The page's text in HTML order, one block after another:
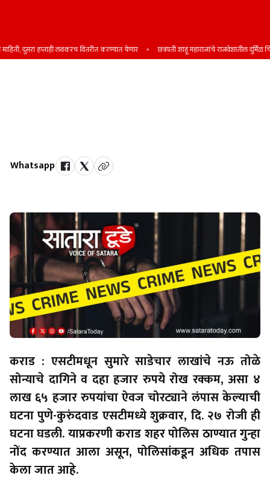
दुसरा हप्ताही लवकरच वितरीत करण्यात येणार छत्रपती शाहू महाराजांचे राजवेशातील दुर्मिळ चित्र
Whatsapp
कराड : एसटीमधून सुमारे साडेचार लाखांचे नऊ तोळे
सोन्याचे दागिने व दहा हजार रुपये रोख रक्कम, असा ४
लाख ६५ हजार रुपयांचा ऐवज चोरट्याने लंपास केल्याची
घटना पुणे-कुरुंदवाड एसटीमध्ये शुक्रवार, दि. २७ रोजी ही
घटना घडली. याप्रकरणी कराड शहर पोलिस ठाण्यात गुन्हा
नोंद करण्यात आला असून, पोलिसांकडून अधिक तपास
केला जात आहे.